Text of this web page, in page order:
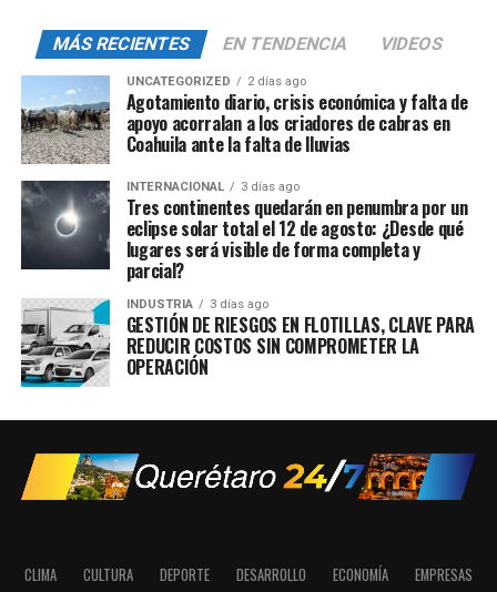
MÁS RECIENTES EN TENDENCIA VIDEOS
UNCATEGORIZED 2 días ago
Agotamiento diario, crisis económica y falta de
apoyo acorralan a los criadores de cabras en
Coahuila ante la falta de lluvias
INTERNACIONAL 3 días ago
Tres continentes quedarán en penumbra por un
eclipse solar total el 12 de agosto: ¿Desde qué
lugares será visible de forma completa y
parcial?
INDUSTRIA 3 días ago
GESTIÓN DE RIESGOS EN FLOTILLAS, CLAVE PARA
REDUCIR COSTOS SIN COMPROMETER LA
OPERACIÓN
CLIMA CULTURA DEPORTE DESARROLLO ECONOMÍA EMPRESAS